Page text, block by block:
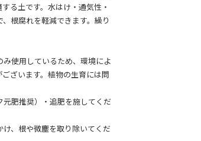
る土です。水はけ・通気性・
根腐れを軽減できます。繰り
使用しているため、環境によ
ざいます。植物の生育には問
肥推奨）・追肥を施してくだ
、根や微塵を取り除いてくだ